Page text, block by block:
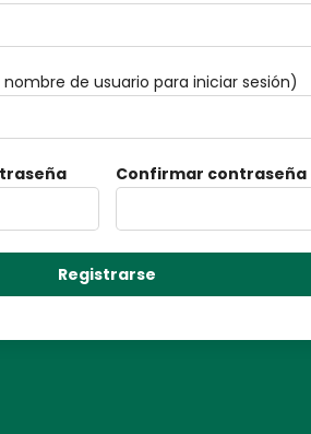
de usuario para iniciar sesión)
Confirmar contraseña
Registrarse